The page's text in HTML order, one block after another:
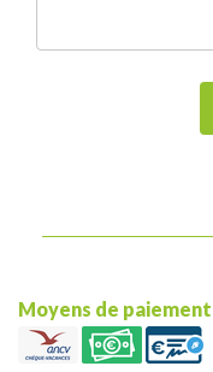
Moyens de paiement